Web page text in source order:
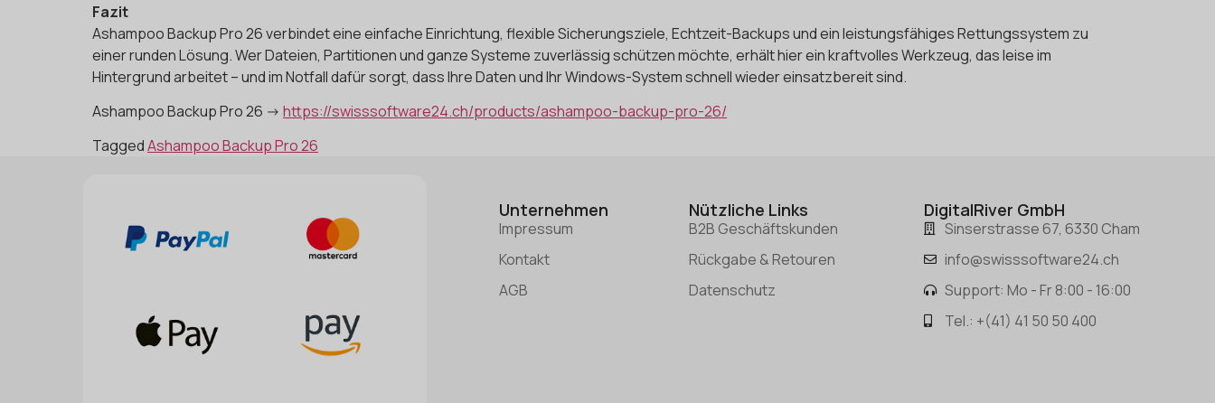
Fazit
Ashampoo Backup Pro 26 verbindet eine einfache Einrichtung, flexible Sicherungsziele, Echtzeit-Backups und ein leistungsfähiges Rettungssystem zu
einer runden Lösung. Wer Dateien, Partitionen und ganze Systeme zuverlässig schützen möchte, erhält hier ein kraftvolles Werkzeug, das leise im
Hintergrund arbeitet – und im Notfall dafür sorgt, dass Ihre Daten und Ihr Windows-System schnell wieder einsatzbereit sind.
Ashampoo Backup Pro 26 -> https://swisssoftware24.ch/products/ashampoo-backup-pro-26/
TaggedAshampoo Backup Pro 26
Unternehmen
Impressum
Kontakt
AGB
Nützliche Links
B2B Geschäftskunden
Rückgabe & Retouren
Datenschutz
DigitalRiver GmbH
Sinserstrasse 67, 6330 Cham
info@swisssoftware24.ch
Support: Mo - Fr 8:00 - 16:00
Tel.: +(41) 41 50 50 400